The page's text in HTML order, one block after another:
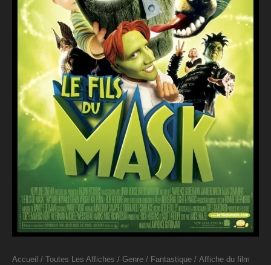
Accueil / Toutes Les Affiches / Genre / Fantastique / Affiche du film